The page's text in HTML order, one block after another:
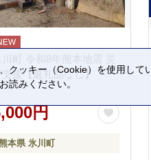
川町 令和8年熊本地震 災
援【返礼品なし】
円
本県 氷川町
クッキー（Cookie）を使用し
読みください。